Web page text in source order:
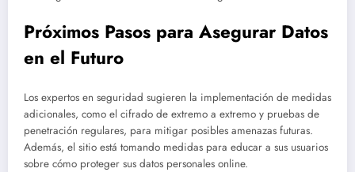
Próximos Pasos para Asegurar Datos
en el Futuro
Los expertos en seguridad sugieren la implementación de medidas
adicionales, como el cifrado de extremo a extremo y pruebas de
penetración regulares, para mitigar posibles amenazas futuras.
Además, el sitio está tomando medidas para educar a sus usuarios
sobre cómo proteger sus datos personales online.